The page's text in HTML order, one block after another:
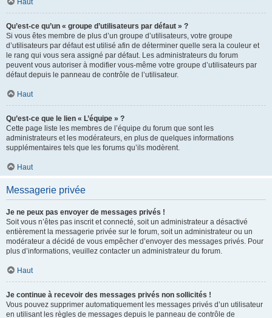
Haut
Qu’est-ce qu’un « groupe d’utilisateurs par défaut » ?
Si vous êtes membre de plus d’un groupe d’utilisateurs, votre groupe
d’utilisateurs par défaut est utilisé afin de déterminer quelle sera la couleur et
le rang qui vous sera assigné par défaut. Les administrateurs du forum
peuvent vous autoriser à modifier vous-même votre groupe d’utilisateurs par
défaut depuis le panneau de contrôle de l’utilisateur.
Haut
Qu’est-ce que le lien « L’équipe » ?
Cette page liste les membres de l’équipe du forum que sont les
administrateurs et les modérateurs, en plus de quelques informations
supplémentaires tels que les forums qu’ils modèrent.
Haut
Messagerie privée
Je ne peux pas envoyer de messages privés !
Soit vous n’êtes pas inscrit et connecté, soit un administrateur a désactivé
entièrement la messagerie privée sur le forum, soit un administrateur ou un
modérateur a décidé de vous empêcher d’envoyer des messages privés. Pour
plus d’informations, veuillez contacter un administrateur du forum.
Haut
Je continue à recevoir des messages privés non sollicités !
Vous pouvez supprimer automatiquement les messages privés d’un utilisateur
en utilisant les règles de messages depuis le panneau de contrôle de